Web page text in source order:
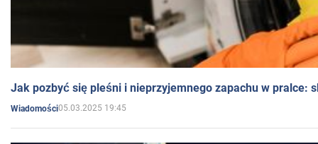
Jak pozbyć się pleśni i nieprzyjemnego zapachu w pralce:
Wiadomości05.03.2025 19:45